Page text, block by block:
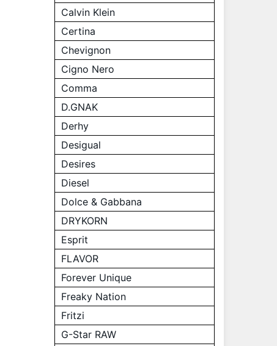
Calvin Klein
Certina
Chevignon
Cigno Nero
Comma
D.GNAK
Derhy
Desigual
Desires
Diesel
Dolce & Gabbana
DRYKORN
Esprit
FLAVOR
Forever Unique
Freaky Nation
Fritzi
G-Star RAW